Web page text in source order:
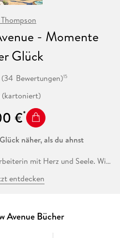
- Momente
Glück
(34 Bewertungen)15
(kartoniert)
€
näher, als du ahnst
mit Herz und Seele. Wie
die ohne sie auf der Straße
ist. Als die Straftaten und der
für den es nur Gut und
entdecken
Avenue Bücher